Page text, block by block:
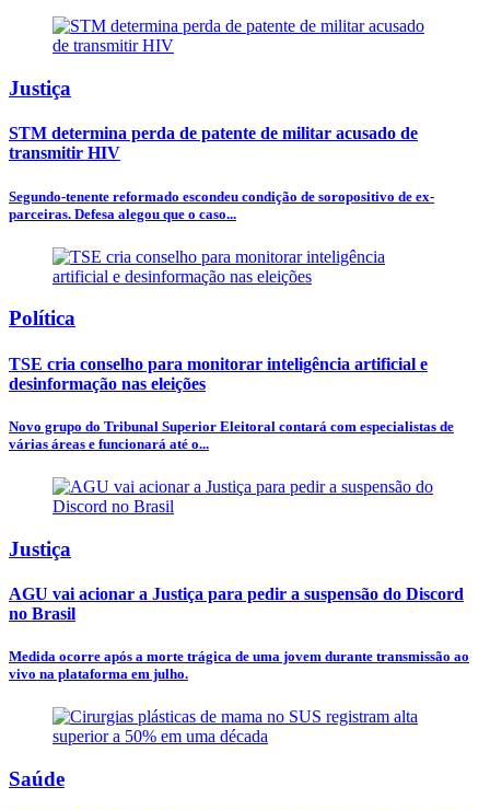
Justiça
STM determina perda de patente de militar acusado de
transmitir HIV
Segundo-tenente reformado escondeu condição de soropositivo de ex-
parceiras. Defesa alegou que o caso...
Política
TSE cria conselho para monitorar inteligência artificial e
desinformação nas eleições
Novo grupo do Tribunal Superior Eleitoral contará com especialistas de
várias áreas e funcionará até o...
Justiça
AGU vai acionar a Justiça para pedir a suspensão do Discord
no Brasil
Medida ocorre após a morte trágica de uma jovem durante transmissão ao
vivo na plataforma em julho.
Saúde